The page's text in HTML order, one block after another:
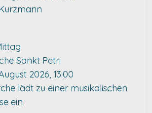
Sankt Petri
2026, 13:00
lädt zu einer musikalischen
ein